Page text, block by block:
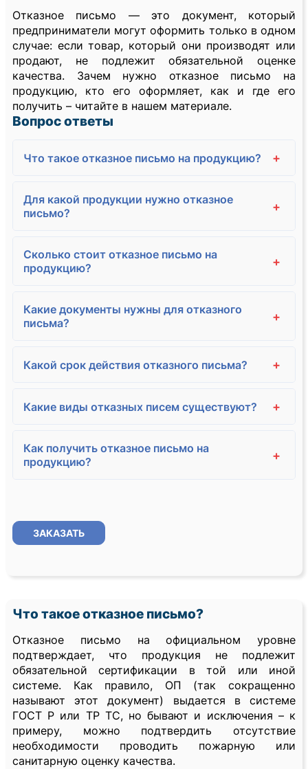
Отказное письмо — это документ, который
предприниматели могут оформить только в одном
случае: если товар, который они производят или
продают, не подлежит обязательной оценке
качества. Зачем нужно отказное письмо на
продукцию, кто его оформляет, как и где его
получить – читайте в нашем материале.
Вопрос ответы
Что такое отказное письмо на продукцию? +
Для какой продукции нужно отказное
письмо?
+
Сколько стоит отказное письмо на
продукцию?
+
Какие документы нужны для отказного
письма?
+
Какой срок действия отказного письма? +
Какие виды отказных писем существуют? +
Как получить отказное письмо на
продукцию?
+
ЗАКАЗАТЬ
Что такое отказное письмо?
Отказное письмо на официальном уровне
подтверждает, что продукция не подлежит
обязательной сертификации в той или иной
системе. Как правило, ОП (так сокращенно
называют этот документ) выдается в системе
ГОСТ Р или ТР ТС, но бывают и исключения – к
примеру, можно подтвердить отсутствие
необходимости проводить пожарную или
санитарную оценку качества.